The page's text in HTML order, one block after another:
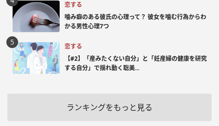
恋する
噛み癖のある彼氏の心理って？ 彼女を噛む行為からわ
かる男性心理7つ
恋する
【#2】「産みたくない自分」と「妊産婦の健康を研究
する自分」で揺れ動く聡美...
ランキングをもっと見る